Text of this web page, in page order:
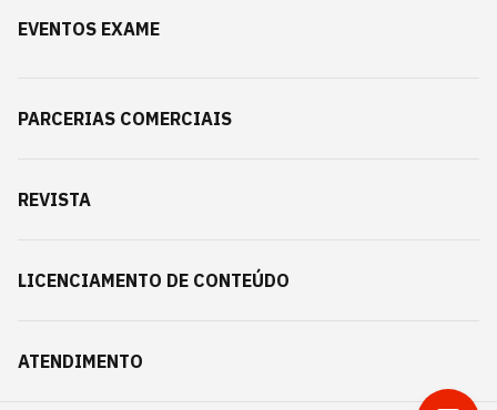
EVENTOS EXAME
PARCERIAS COMERCIAIS
REVISTA
LICENCIAMENTO DE CONTEÚDO
ATENDIMENTO